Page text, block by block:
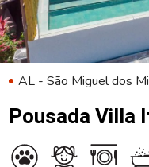
AL - São Miguel dos
Pousada Villa